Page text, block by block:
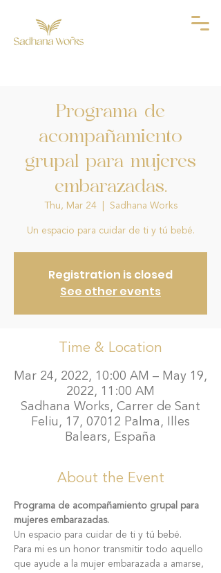
Programa de
acompañamiento
grupal para mujeres
embarazadas.
Thu, Mar 24
  |
Sadhana Works
Un espacio para cuidar de ti y tú bebé.
Registration is closed
See other events
Time & Location
Mar 24, 2022, 10:00 AM – May 19,
2022, 11:00 AM
Sadhana Works, Carrer de Sant
Feliu, 17, 07012 Palma, Illes
Balears, España
About the Event
Programa de acompañamiento grupal para
mujeres embarazadas.
Un espacio para cuidar de ti y tú bebé.
Para mi es un honor transmitir todo aquello
que ayude a la mujer embarazada a amarse,